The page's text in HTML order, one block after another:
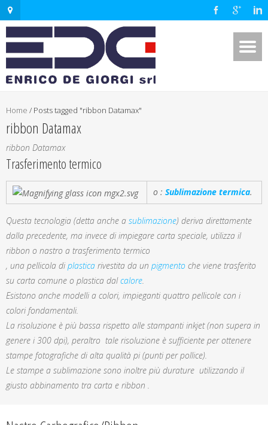
Home / Posts tagged "ribbon Datamax"
ribbon Datamax
ribbon Datamax
Trasferimento termico
o : Sublimazione termica.
Questa tecnologia (detta anche a sublimazione) deriva direttamente
dalla precedente, ma invece di impiegare carta speciale, utilizza il
ribbon o nastro a trasferimento termico
, una pellicola di plastica rivestita da un pigmento che viene trasferito
su carta comune o plastica dalcalore.
Esistono anche modelli a colori, impieganti quattro pellicole con i
colori fondamentali.
La risoluzione è più bassa rispetto alle stampanti inkjet (non supera in
genere i 300 dpi), peraltro tale risoluzione è sufficiente per ottenere
stampe fotografiche di alta qualità pi (punti per pollice).
Le stampe a sublimazione sono inoltre più durature utilizzando il
giusto abbinamento tra carta e ribbon .